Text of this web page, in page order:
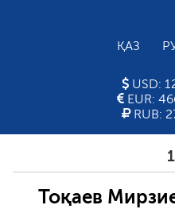
ҚАЗ
USD:
EUR:
RUB:
Тоқаев